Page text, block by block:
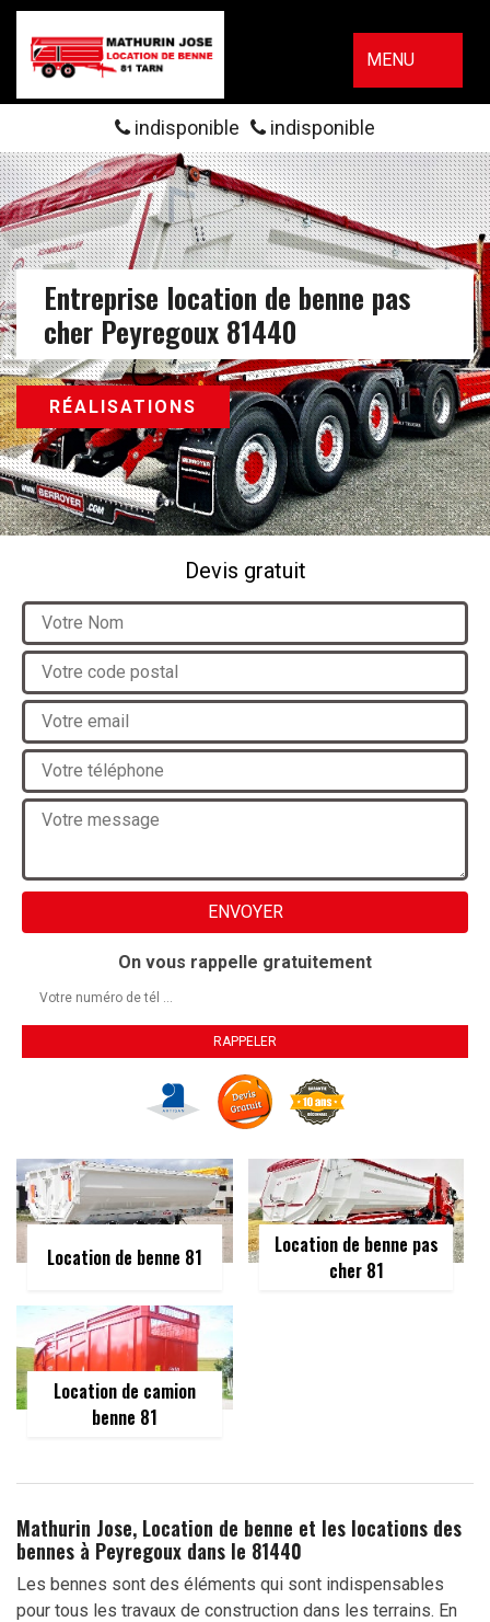
MENU
indisponible indisponible
Entreprise location de benne pas
cher Peyregoux 81440
RÉALISATIONS
Devis gratuit
On vous rappelle gratuitement
Location de benne 81
Location de benne pas
cher 81
Location de camion
benne 81
Mathurin Jose, Location de benne et les locations des
bennes à Peyregoux dans le 81440
Les bennes sont des éléments qui sont indispensables
pour tous les travaux de construction dans les terrains. En